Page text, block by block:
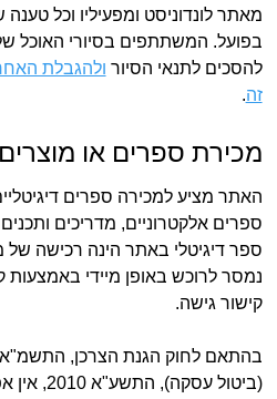
מאתר לונדוניסט ומפעיליו וכל
בפועל. המשתתפים בסיורי האוכל של
להסכים לתנאי הסיור ולהגבלת
זה.
מכירת ספרים או מוצרים
ספרים אלקטרוניים, מדריכים
ספר דיגיטלי באתר הינה רכישה של
נמסר לרוכש באופן מיידי באמצעות
קישור גישה.
(ביטול